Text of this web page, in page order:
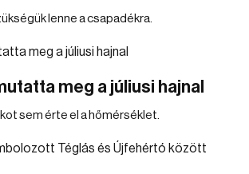
lenne a csapadékra.
meg a júliusi hajnal
sem érte el a hőmérséklet.